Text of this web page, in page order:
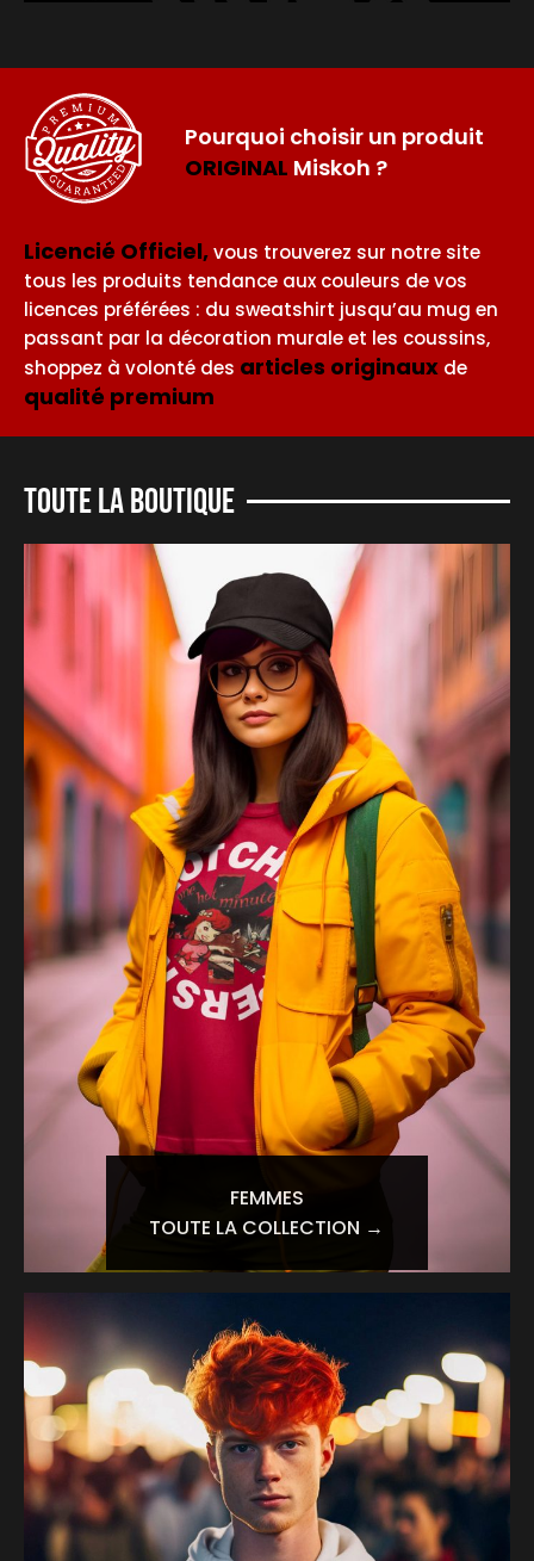
Pourquoi choisir un produit
ORIGINAL Miskoh ?
Licencié Officiel,vous trouverez sur notre site
tous les produits tendance aux couleurs de vos
licences préférées : du sweatshirt jusqu’au mug en
passant par la décoration murale et les coussins,
shoppez à volonté des articles originaux de
qualité premium
Toute la boutique
FEMMES
TOUTE LA COLLECTION →